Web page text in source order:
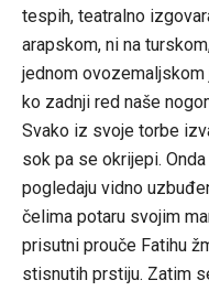
tespih, teatralno
arapskom, ni na
jednom
ko zadnji red naše
Svako iz svoje torbe
sok pa se okrijepi.
pogledaju vidno
čelima potaru svojim
prisutni prouče Fatihu
stisnutih prstiju. Zatim